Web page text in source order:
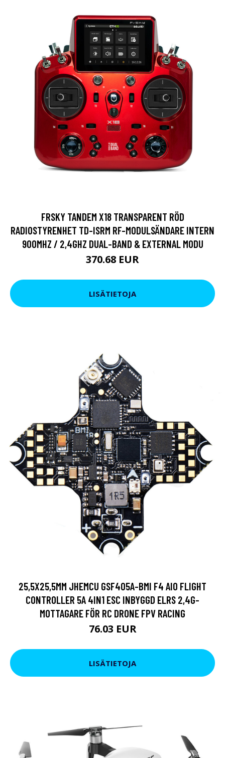
FRSKY TANDEM X18 TRANSPARENT RÖD
RADIOSTYRENHET TD-ISRM RF-MODULSÄNDARE INTERN
900MHZ / 2,4GHZ DUAL-BAND & EXTERNAL MODU
370.68 EUR
LISÄTIETOJA
25,5X25,5MM JHEMCU GSF405A-BMI F4 AIO FLIGHT
CONTROLLER 5A 4IN1 ESC INBYGGD ELRS 2,4G-
MOTTAGARE FÖR RC DRONE FPV RACING
76.03 EUR
LISÄTIETOJA